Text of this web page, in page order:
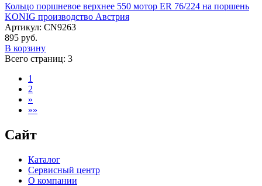
Кольцо поршневое верхнее 550 мотор ER 76/224 на поршень
KONIG производство Австрия
Артикул: CN9263
895 руб.
В корзину
Всего страниц: 3
1
2
»
»»
Сайт
Каталог
Сервисный центр
О компании